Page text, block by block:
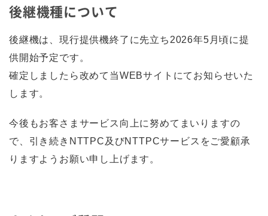
後継機種について
後継機は、現行提供機終了に先立ち2026年5月頃に提
供開始予定です。
確定しましたら改めて当WEBサイトにてお知らせいた
します。
今後もお客さまサービス向上に努めてまいりますの
で、引き続きNTTPC及びNTTPCサービスをご愛顧承
りますようお願い申し上げます。